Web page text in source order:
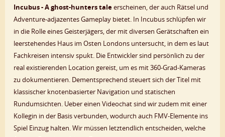
Incubus - A ghost-hunters taleerscheinen, der auch Rätsel und
Adventure-adjazentes Gameplay bietet. In Incubus schlüpfen wir
in die Rolle eines Geisterjägers, der mit diversen Gerätschaften ein
leerstehendes Haus im Osten Londons untersucht, in dem es laut
Fachkreisen intensiv spukt. Die Entwickler sind persönlich zu der
real existierenden Location gereist, um es mit 360-Grad-Kameras
zu dokumentieren. Dementsprechend steuert sich der Titel mit
klassischer knotenbasierter Navigation und statischen
Rundumsichten. Ueber einen Videochat sind wir zudem mit einer
Kollegin in der Basis verbunden, wodurch auch FMV-Elemente ins
Spiel Einzug halten. Wir müssen letztendlich entscheiden, welche